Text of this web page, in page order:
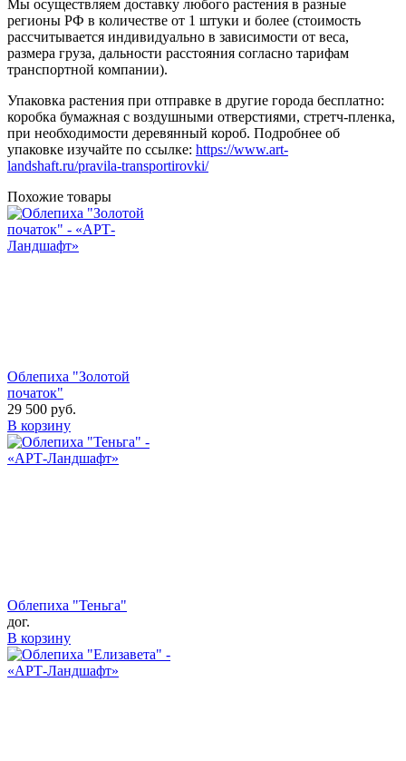
Мы осуществляем доставку любого растения в разные
регионы РФ в количестве от 1 штуки и более (стоимость
рассчитывается индивидуально в зависимости от веса,
размера груза, дальности расстояния согласно тарифам
транспортной компании).
Упаковка растения при отправке в другие города бесплатно:
коробка бумажная с воздушными отверстиями, стретч-пленка,
при необходимости деревянный короб. Подробнее об
упаковке изучайте по ссылке: https://www.art-
landshaft.ru/pravila-transportirovki/
Похожие товары
Облепиха "Золотой
початок"
29 500 руб.
В корзину
Облепиха "Теньга"
дог.
В корзину